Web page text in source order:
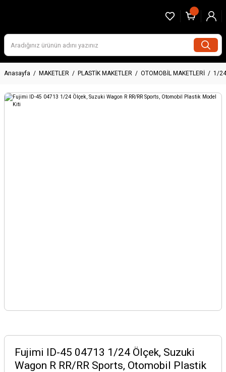
Anasayfa MAKETLER PLASTİK MAKETLER OTOMOBİL MAKETLERİ 1/
Fujimi ID-45 04713 1/24 Ölçek, Suzuki
Wagon R RR/RR Sports, Otomobil Plastik